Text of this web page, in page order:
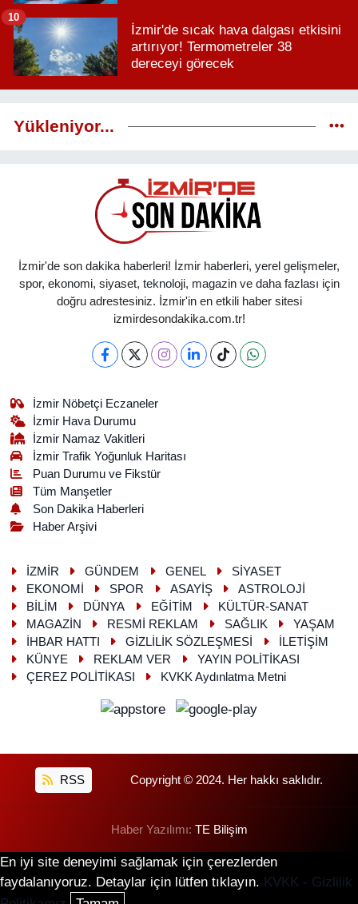
İzmir'de sıcak hava dalgası etkisini
artırıyor! Termometreler 38
dereceyi görecek
10
Yükleniyor...
İzmir'de son dakika haberleri! İzmir haberleri, yerel gelişmeler,
spor, ekonomi, siyaset, teknoloji, magazin ve daha fazlası için
doğru adrestesiniz. İzmir'in en etkili haber sitesi
izmirdesondakika.com.tr!
İzmir Nöbetçi Eczaneler
İzmir Hava Durumu
İzmir Namaz Vakitleri
İzmir Trafik Yoğunluk Haritası
Puan Durumu ve Fikstür
Tüm Manşetler
Son Dakika Haberleri
Haber Arşivi
İZMİR GÜNDEM GENEL
SİYASET
EKONOMİ
SPOR ASAYİŞ
ASTROLOJİ
BİLİM
DÜNYA EĞİTİM
KÜLTÜR-SANAT
MAGAZİN
RESMİ REKLAM SAĞLIK
YAŞAM
İHBAR HATTI
GİZLİLİK SÖZLEŞMESİ
İLETİŞİM
KÜNYE
REKLAM VER
YAYIN POLİTİKASI
ÇEREZ POLİTİKASI
KVKK Aydınlatma Metni
RSS Copyright © 2024. Her hakkı saklıdır.
Haber Yazılımı: TE Bilişim
En iyi site deneyimi sağlamak için çerezlerden
faydalanıyoruz. Detaylar için lütfen tıklayın. KVKK - Gizlilik